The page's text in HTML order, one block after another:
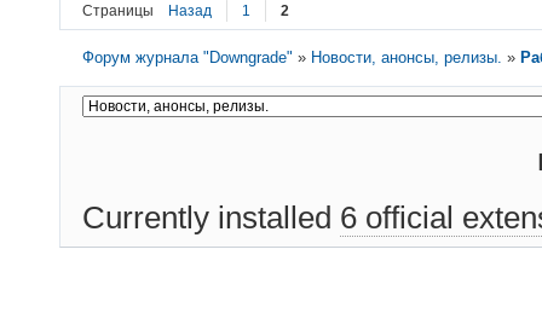
Страницы Назад 1 2
Форум журнала "Downgrade" » Новости, анонсы, релизы. »
Currently installed 6 official